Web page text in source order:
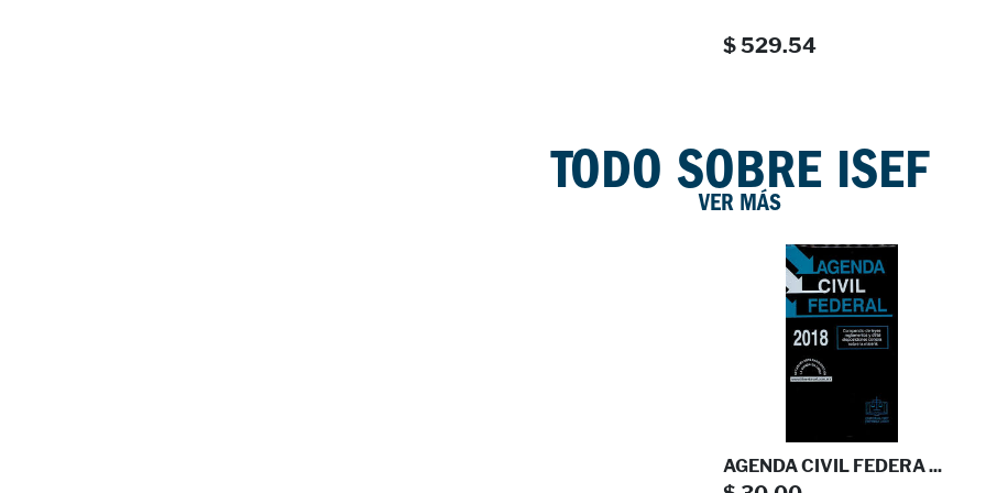
EDICIONES LAROUSSE
$ 137.00
$ 109.60
$ 529.54
MOCHILA PARA KINDER
TODO SOBRE ISEF
VER MÁS
AGENDA CIVIL FEDERA ...